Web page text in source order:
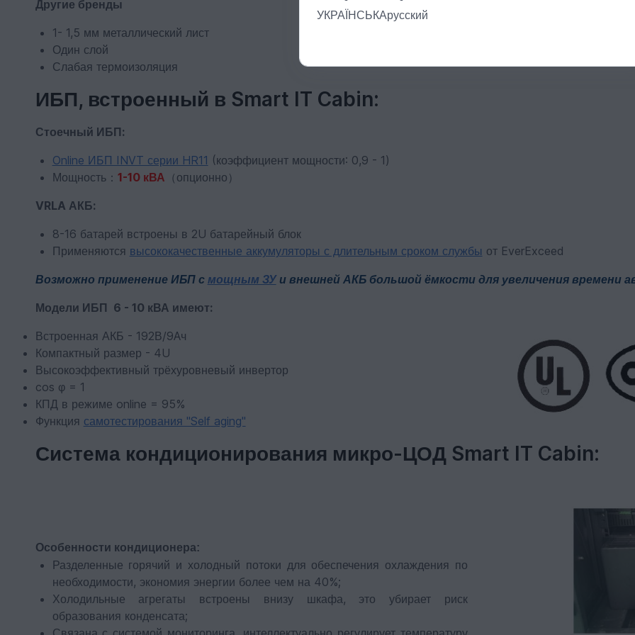
Другие бренды
1- 1,5 мм металлический лист
Один слой
Слабая термоизоляция
ИБП, встроенный в Smart IT Cabin:
Стоечный ИБП:
Online ИБП INVT серии HR11 (коэффициент мощности: 0,9 - 1)
Мощность： 1-10 кВА （опционно）
VRLA АКБ:
8-16 батарей встроены в 2U батарейный блок
Применяются высококачественные аккумуляторы с длительным сроком службы от EverExceed
Возможно применение ИБП с мощным ЗУи внешней АКБ большой ёмкости для увеличения времени
Модели ИБП 6 - 10 кВА имеют:
Встроенная АКБ - 192В/9Aч
Компактный размер - 4U
Высокоэффективный трёхуровневый инвертор
cos φ = 1
КПД в режиме online = 95%
Функция самотестирования "Self aging"
Система кондиционирования микро-ЦОД Smart IT Cabin:
Особенности кондиционера:
Разделенные горячий и холодный потоки для обеспечения охлаждения по
необходимости, экономия энергии более чем на 40%;
Холодильные агрегаты встроены внизу шкафа, это убирает риск
образования конденсата;
УКРАЇНСЬКАрусский